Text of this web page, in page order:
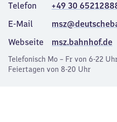
Telefon
+49 30
E-Mail
Webseite
msz.bahnhof.de
Telefonisch Mo – Fr von 6-22
Feiertagen von 8-20 Uhr